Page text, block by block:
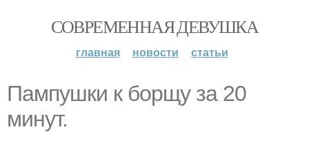
СОВРЕМЕННАЯ ДЕВУШКА
главная новости статьи
Пампушки к борщу за 20
минут.